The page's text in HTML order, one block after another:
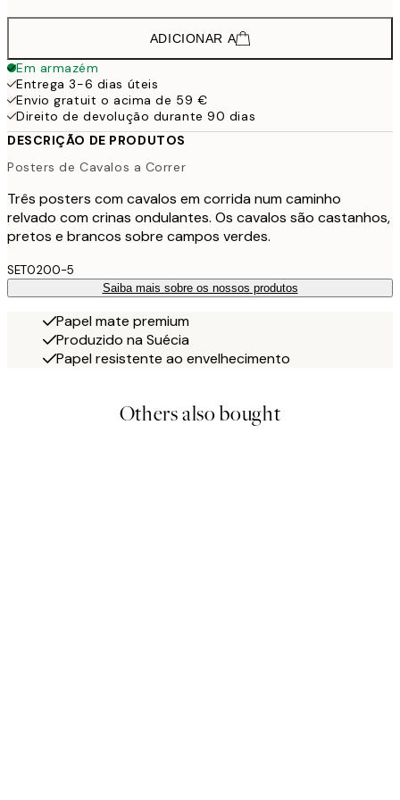
ADICIONAR A
Em armazém
Entrega 3-6 dias úteis
Envio gratuit o acima de 59 €
Direito de devolução durante 90 dias
DESCRIÇÃO DE PRODUTOS
Posters de Cavalos a Correr
Três posters com cavalos em corrida num caminho
relvado com crinas ondulantes. Os cavalos são castanhos,
pretos e brancos sobre campos verdes.
SET0200-5
Saiba mais sobre os nossos produtos
Papel mate premium
Produzido na Suécia
Papel resistente ao envelhecimento
Others also bought